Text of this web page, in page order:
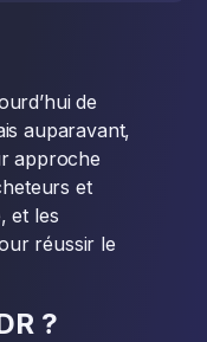
de
auparavant,
approche
et
et les
réussir le
?